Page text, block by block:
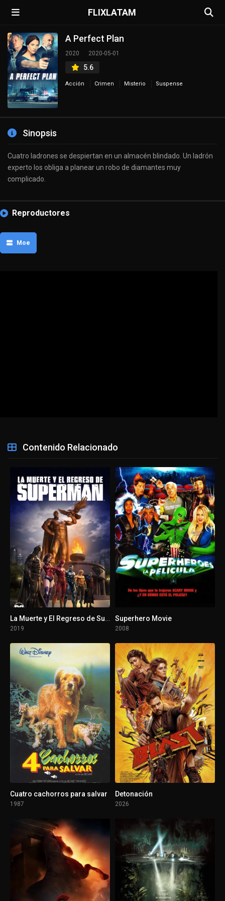
FLIXLATAM
A Perfect Plan
2020 2020-05-01
5.6
Acción Crimen Misterio Suspense
Sinopsis
Cuatro ladrones se despiertan en un almacén blindado. Un ladrón
experto los obliga a planear un robo de diamantes muy
complicado.
Reproductores
Moe
Contenido Relacionado
La Muerte y El Regreso de Superman
2019
Superhero Movie
2008
Cuatro cachorros para salvar
1987
Detonación
2026